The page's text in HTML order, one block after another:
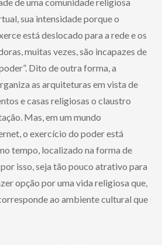
sua intensidade porque o
está deslocado para a rede e os
muitas vezes, são incapazes de
Dito de outra forma, a
as arquiteturas em vista de
e casas religiosas o claustro
Mas, em um mundo
o exercício do poder está
tempo, localizado na forma de
isso, seja tão pouco atrativo para
opção por uma vida religiosa que,
ao ambiente cultural que